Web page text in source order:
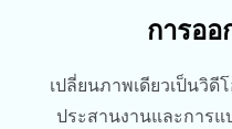
การอ
เปลี่ยนภาพเดียวเป็นวิ
ประสานงานและการแ